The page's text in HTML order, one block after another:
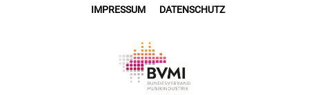
IMPRESSUM DATENSCHUTZ